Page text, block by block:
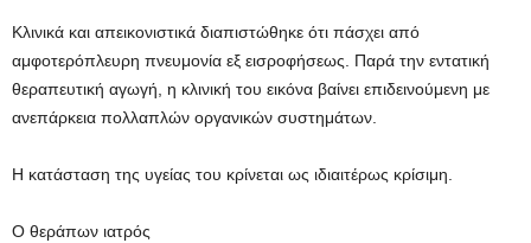
Κλινικά και απεικονιστικά διαπιστώθηκε ότι πάσχει από
αμφοτερόπλευρη πνευμονία εξ εισροφήσεως. Παρά την εντατική
θεραπευτική αγωγή, η κλινική του εικόνα βαίνει επιδεινούμενη με
ανεπάρκεια πολλαπλών οργανικών συστημάτων.
Η κατάσταση της υγείας του κρίνεται ως ιδιαιτέρως κρίσιμη.
Ο θεράπων ιατρός